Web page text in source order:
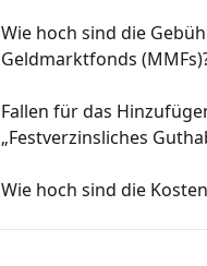
Wie hoch sind die
Geldmarktfonds
Fallen für das
„Festverzinsliches
Wie hoch sind die